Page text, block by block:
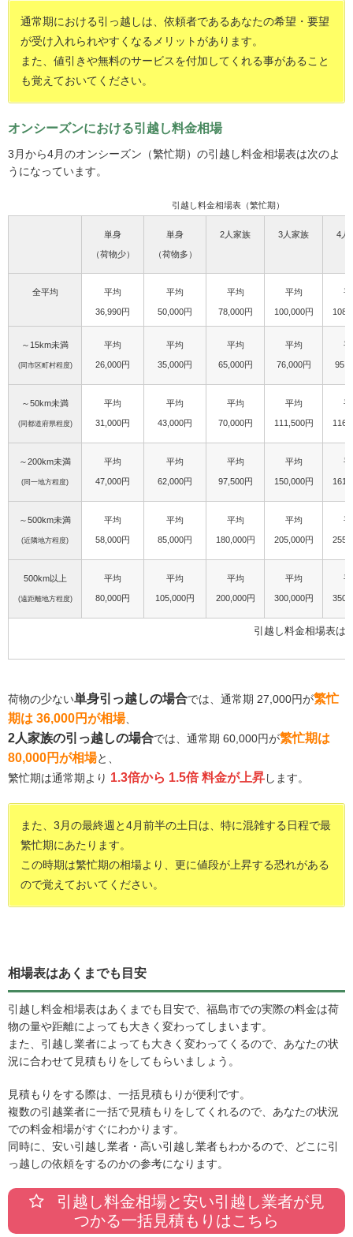
通常期における引っ越しは、依頼者であるあなたの希望・要望
が受け入れられやすくなるメリットがあります。
また、値引きや無料のサービスを付加してくれる事があること
も覚えておいてください。
オンシーズンにおける引越し料金相場
3月から4月のオンシーズン（繁忙期）の引越し料金相場表は次のよ
うになっています。
引越し料金相場表（繁忙期）
単身
（荷物少）
単身
（荷物多）
2人家族 3人家族 4人
全平均 平均
36,990円
平均
50,000円
平均
78,000円
平均
100,000円
～15km未満
(同市区町村程度)
平均
26,000円
平均
35,000円
平均
65,000円
平均
76,000円
～50km未満
(同都道府県程度)
平均
31,000円
平均
43,000円
平均
70,000円
平均
111,500円
～200km未満
(同一地方程度)
平均
47,000円
平均
62,000円
平均
97,500円
平均
150,000円
～500km未満
(近隣地方程度)
平均
58,000円
平均
85,000円
平均
180,000円
平均
205,000円
500km以上
(遠距離地方程度)
平均
80,000円
平均
105,000円
平均
200,000円
平均
300,000円
引越し料金相場表は
荷物の少ない単身引っ越しの場合では、通常期 27,000円が繁忙
期は 36,000円が相場、
2人家族の引っ越しの場合では、通常期 60,000円が繁忙期は
80,000円が相場と、
繁忙期は通常期より 1.3倍から 1.5倍 料金が上昇します。
また、3月の最終週と4月前半の土日は、特に混雑する日程で最
繁忙期にあたります。
この時期は繁忙期の相場より、更に値段が上昇する恐れがある
ので覚えておいてください。
相場表はあくまでも目安
引越し料金相場表はあくまでも目安で、福島市での実際の料金は荷
物の量や距離によっても大きく変わってしまいます。
また、引越し業者によっても大きく変わってくるので、あなたの状
況に合わせて見積もりをしてもらいましょう。
見積もりをする際は、一括見積もりが便利です。
複数の引越業者に一括で見積もりをしてくれるので、あなたの状況
での料金相場がすぐにわかります。
同時に、安い引越し業者・高い引越し業者もわかるので、どこに引
っ越しの依頼をするのかの参考になります。
引越し料金相場と安い引越し業者が見
つかる一括見積もりはこちら